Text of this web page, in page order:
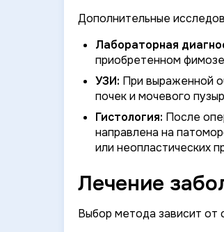
Дополнительные
Лабораторная
приобретенном
УЗИ: При выраженной
почек и мочевого
Гистология: После
направлена на
или неопластических
Лечение
Выбор метода зависит от